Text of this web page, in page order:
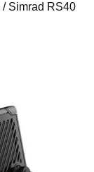
/ Simrad RS40